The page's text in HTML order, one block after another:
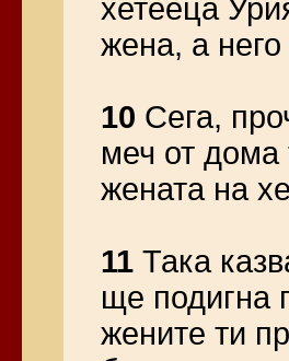
хетееца
жена, а
10 Сега,
меч от дома
жената на
11 Така
ще подигна
жените ти